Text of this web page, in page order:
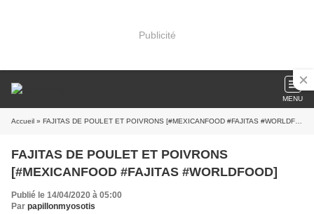
Publicité
MENU
Accueil » FAJITAS DE POULET ET POIVRONS [#MEXICANFOOD #FAJITAS #WORLDFOOD]
FAJITAS DE POULET ET POIVRONS
[#MEXICANFOOD #FAJITAS #WORLDFOOD]
Publié le 14/04/2020 à 05:00
Par papillonmyosotis